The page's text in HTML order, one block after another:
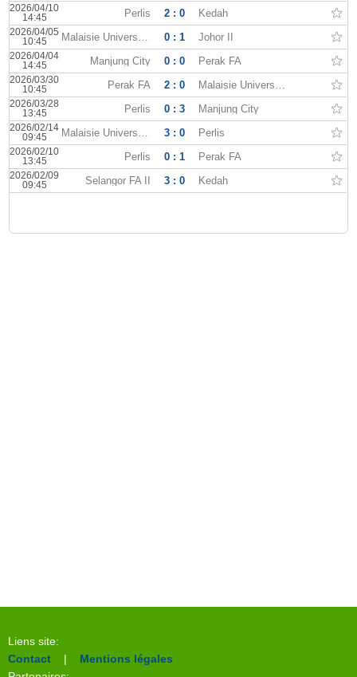
2026/04/10
14:45
Perlis 2 : 0 Kedah
2026/04/05
10:45
Malaisie Universiade 0 : 1 Johor II
2026/04/04
14:45
Manjung City 0 : 0 Perak FA
2026/03/30
10:45
Perak FA 2 : 0 Malaisie Universiade
2026/03/28
13:45
Perlis 0 : 3 Manjung City
2026/02/14
09:45
Malaisie Universiade 3 : 0 Perlis
2026/02/10
13:45
Perlis 0 : 1 Perak FA
2026/02/09
09:45
Selangor FA II 3 : 0 Kedah
Liens site:
Contact | Mentions légales